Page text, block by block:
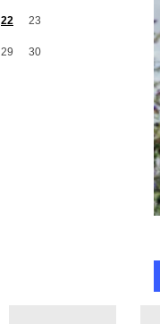
22 23
29 30